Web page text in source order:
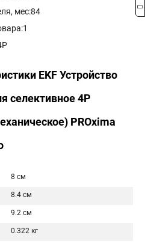
мес:84
EKF Устройство
селективное 4P
PROxima
8 см
8.4 см
9.2 см
0.322 кг